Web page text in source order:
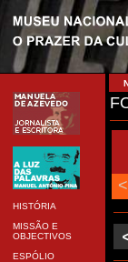
HISTÓRIA
MISSÃO E
OBJECTIVOS
ESPÓLIO
<